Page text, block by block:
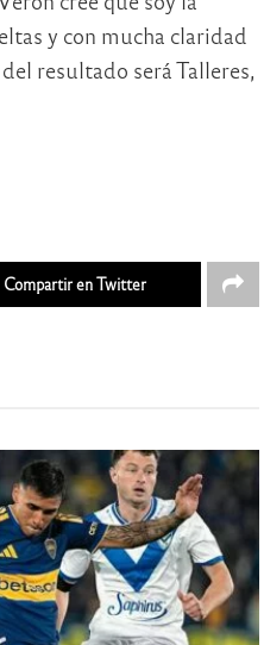
y con mucha claridad
resultado será Talleres,
Compartir en Twitter